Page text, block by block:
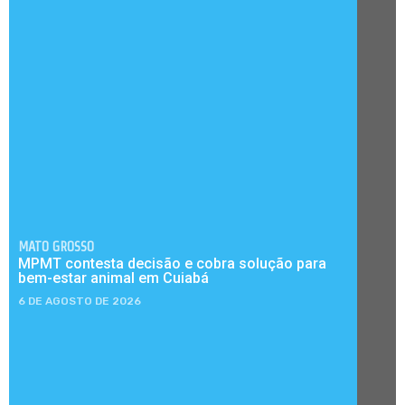
MATO GROSSO
MPMT contesta decisão e cobra solução para
bem-estar animal em Cuiabá
6 DE AGOSTO DE 2026